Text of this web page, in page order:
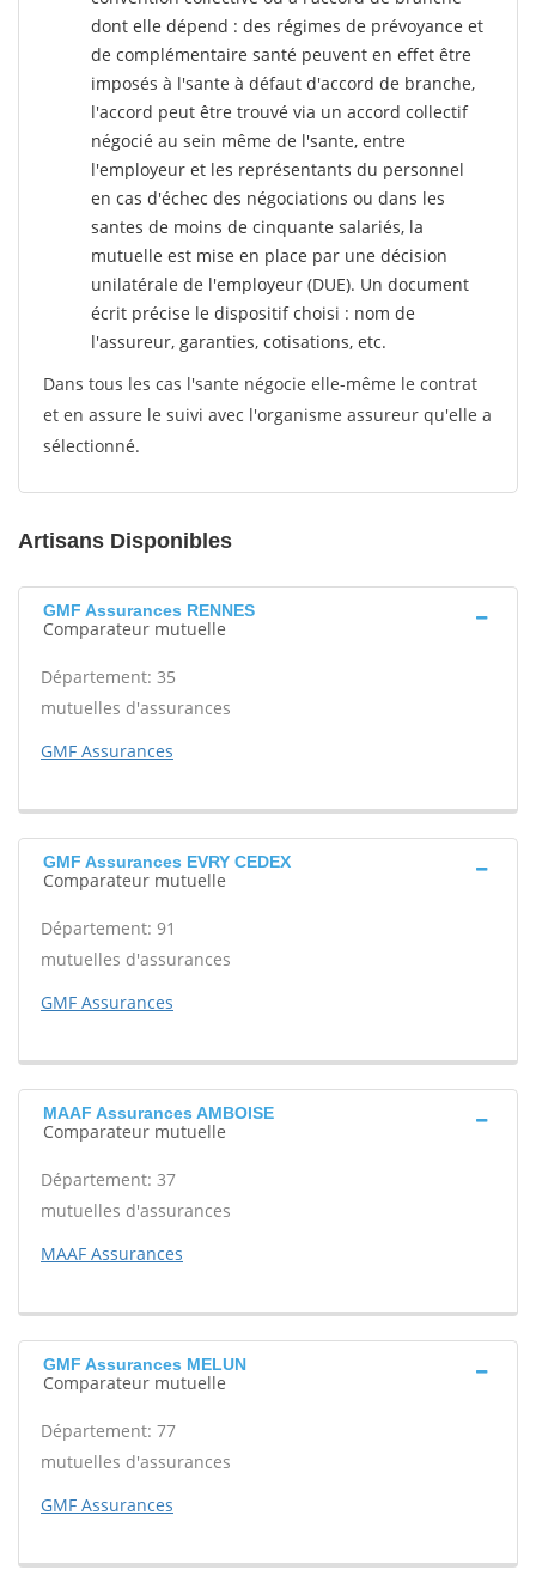
dont elle dépend : des régimes de prévoyance et
de complémentaire santé peuvent en effet être
imposés à l'sante à défaut d'accord de branche,
l'accord peut être trouvé via un accord collectif
négocié au sein même de l'sante, entre
l'employeur et les représentants du personnel
en cas d'échec des négociations ou dans les
santes de moins de cinquante salariés, la
mutuelle est mise en place par une décision
unilatérale de l'employeur (DUE). Un document
écrit précise le dispositif choisi : nom de
l'assureur, garanties, cotisations, etc.
Dans tous les cas l'sante négocie elle-même le contrat
et en assure le suivi avec l'organisme assureur qu'elle a
sélectionné.
Artisans Disponibles
GMF Assurances RENNES
Comparateur mutuelle
Département: 35
mutuelles d'assurances
GMF Assurances
GMF Assurances EVRY CEDEX
Comparateur mutuelle
Département: 91
mutuelles d'assurances
GMF Assurances
MAAF Assurances AMBOISE
Comparateur mutuelle
Département: 37
mutuelles d'assurances
MAAF Assurances
GMF Assurances MELUN
Comparateur mutuelle
Département: 77
mutuelles d'assurances
GMF Assurances